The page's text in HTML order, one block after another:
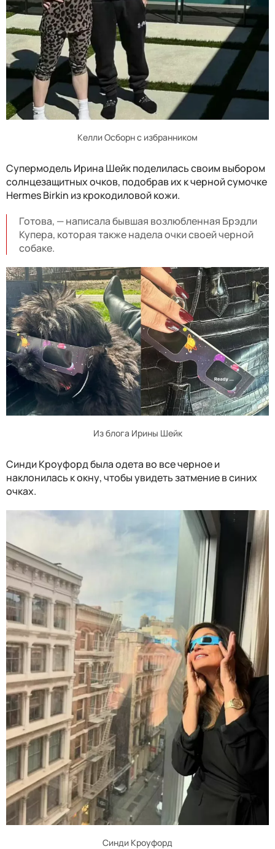
Келли Осборн с избранником
Супермодель Ирина Шейк поделилась своим выбором
солнцезащитных очков, подобрав их к черной сумочке
Hermes Birkin из крокодиловой кожи.
Готова, — написала бывшая возлюбленная Брэдли
Купера, которая также надела очки своей черной
собаке.
Из блога Ирины Шейк
Синди Кроуфорд была одета во все черное и
наклонилась к окну, чтобы увидеть затмение в синих
очках.
Синди Кроуфорд